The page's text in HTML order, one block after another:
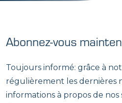
Abonnez-vous
Toujours informé: grâce à
régulièrement les dernières
informations à propos de